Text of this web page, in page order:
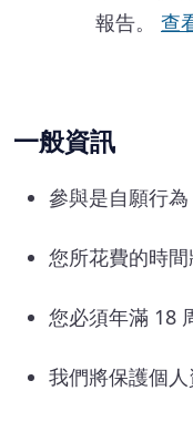
報告。 查
一般資訊
參與是自願行為
您所花費的時
您必須年滿 18
我們將保護個